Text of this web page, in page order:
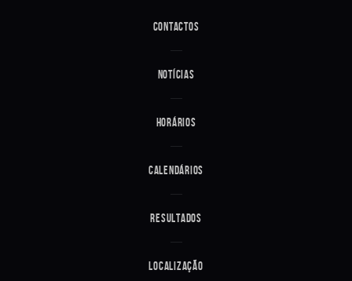
Contactos
Notícias
Horários
Calendários
Resultados
Localização